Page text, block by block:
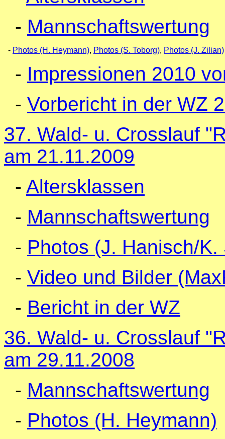
- Mannschaftswertung
- Photos (H. Heymann), Photos (S. Toborg), Photos (J. Zilian)
- Impressionen 2010
- Vorbericht in der WZ
37. Wald- u. Crosslauf
am 21.11.2009
- Altersklassen
- Mannschaftswertung
- Photos (J. Hanisch/
- Video und Bilder
- Bericht in der WZ
36. Wald- u. Crosslauf
am 29.11.2008
- Mannschaftswertung
- Photos (H. Heymann)